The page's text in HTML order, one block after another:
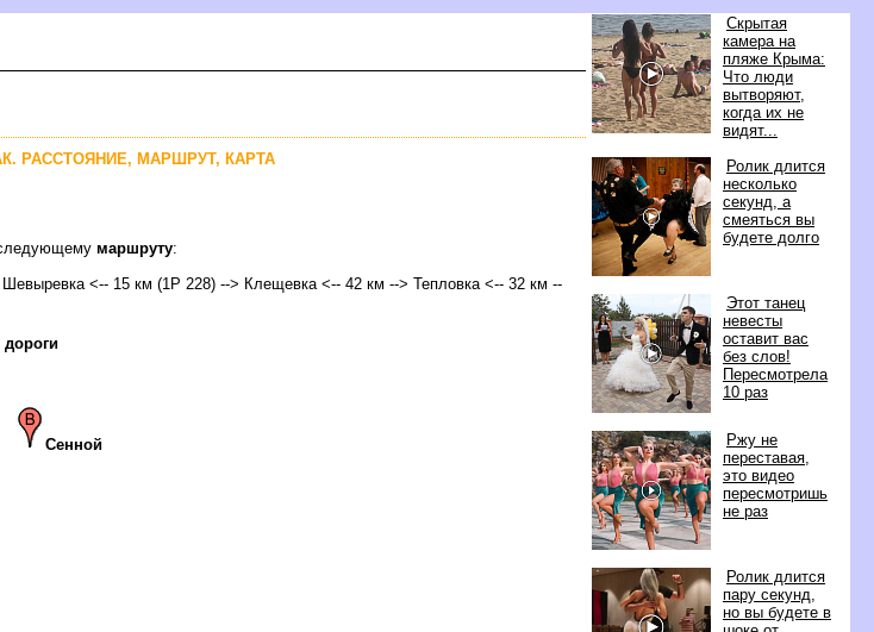
Скрытая
камера на
пляже Крыма:
Что люди
ытворяют,
когда их не
идят...
Ролик длится
несколько
секунд, а
смеяться вы
удете долго
Этот танец
невесты
оставит вас
ез слов!
Пересмотрела
10 раз
Ржу не
переставая,
это видео
пересмотришь
не раз
Ролик длится
пару секунд,
но вы будете
РАССТОЯНИЕ, МАРШРУТ, КАРТА
следующему маршруту:
<-- 15 км (1Р 228) --> Клещевка <-- 42 км --> Тепловка <-- 32 км --
Сенной